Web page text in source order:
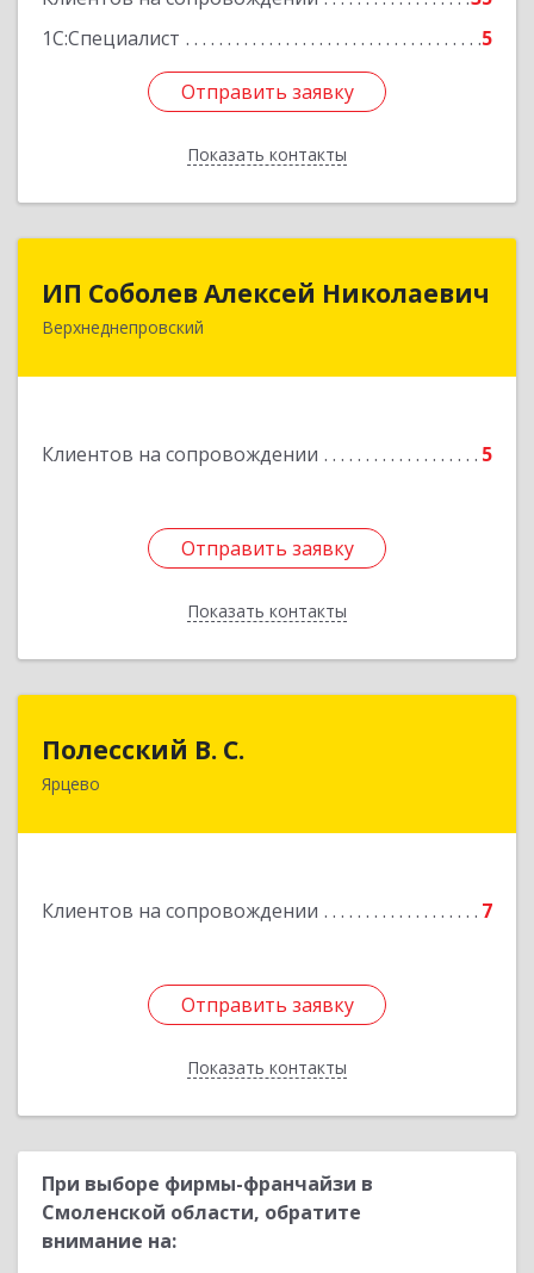
1С:Специалист
5
Отправить заявку
Показать контакты
Отправить заявку
Назад
ИП Соболев Алексей Николаевич
Верхнеднепровский
Клиентов на сопровождении 5
Отправить заявку
Показать контакты
ИП Соболев Алексей Николаевич
Отправить заявку
Назад
Полесский В. С.
Ярцево
Клиентов на сопровождении 7
Отправить заявку
Показать контакты
Отправить заявку
Назад
При выборе фирмы-франчайзи в
Смоленской области, обратите
внимание на: